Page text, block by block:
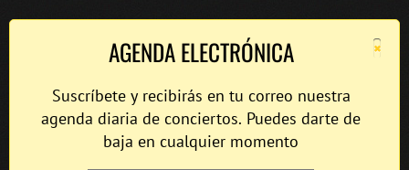
×
AGENDA ELECTRÓNICA
Suscríbete y recibirás en tu correo nuestra
agenda diaria de conciertos. Puedes darte de
baja en cualquier momento